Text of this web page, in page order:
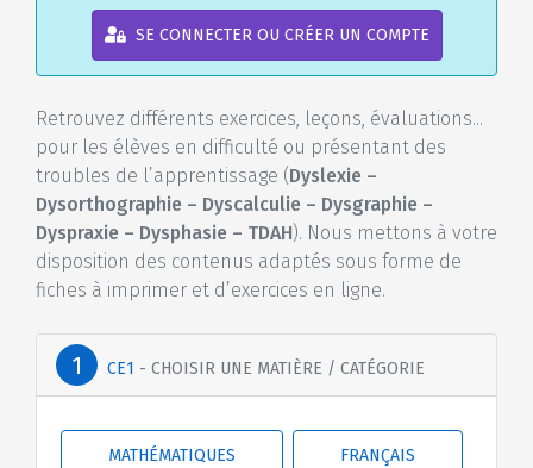
SE CONNECTER OU CRÉER UN COMPTE
Retrouvez différents exercices, leçons, évaluations...
pour les élèves en difficulté ou présentant des
troubles de l’apprentissage (Dyslexie –
Dysorthographie – Dyscalculie – Dysgraphie –
Dyspraxie – Dysphasie – TDAH). Nous mettons à votre
disposition des contenus adaptés sous forme de
fiches à imprimer et d’exercices en ligne.
CE1 - CHOISIR UNE MATIÈRE / CATÉGORIE
MATHÉMATIQUES FRANÇAIS